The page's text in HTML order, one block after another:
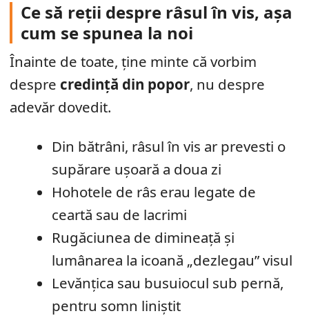
Ce să reții despre râsul în vis, așa
cum se spunea la noi
Înainte de toate, ține minte că vorbim
despre credință din popor, nu despre
adevăr dovedit.
Din bătrâni, râsul în vis ar prevesti o
supărare ușoară a doua zi
Hohotele de râs erau legate de
ceartă sau de lacrimi
Rugăciunea de dimineață și
lumânarea la icoană „dezlegau” visul
Levănțica sau busuiocul sub pernă,
pentru somn liniștit